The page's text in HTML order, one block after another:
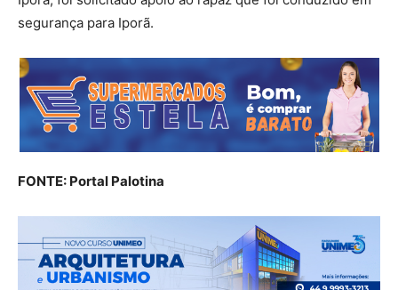
segurança para Iporã.
FONTE: Portal Palotina